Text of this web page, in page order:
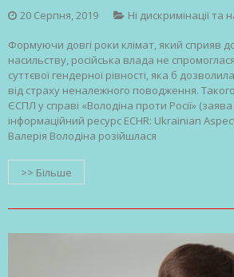
20 Серпня, 2019 Ні дискримінації та
Формуючи довгі роки клімат, який сприяв
насильству, російська влада не
суттєвої гендерної рівності, яка б
від страху неналежного поводження.
ЄСПЛ у справі «Володіна проти Росії»
інформаційний ресурс ECHR: Ukrainian
Валерія Володіна розійшлася
>> Більше